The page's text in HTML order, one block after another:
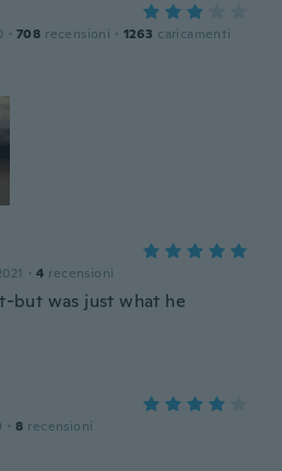
· 708 recensioni · 1263 caricamenti
· 4 recensioni
but was just what he
· 8 recensioni